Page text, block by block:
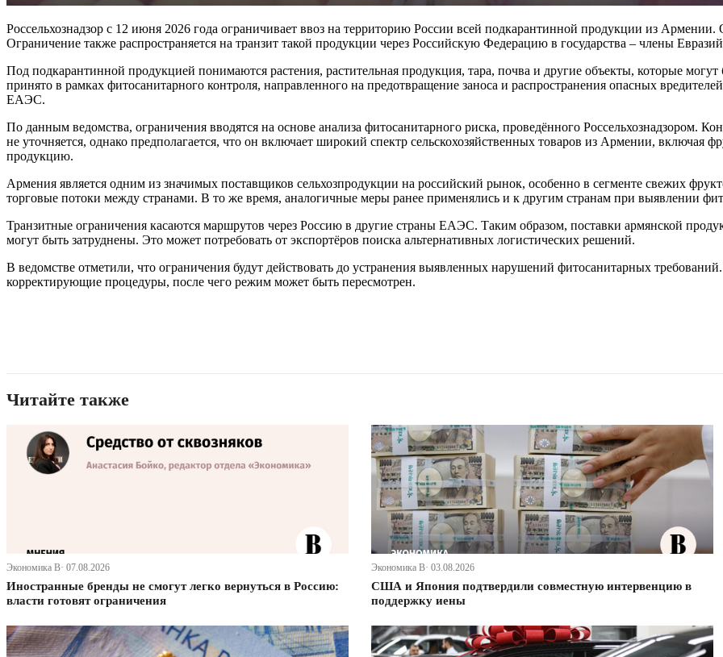
Россельхознадзор с 12 июня 2026 года ограничивает ввоз на территорию России всей подкарантинной продукции из
Ограничение также распространяется на транзит такой продукции через Российскую Федерацию в государства – члены
Под подкарантинной продукцией понимаются растения, растительная продукция, тара, почва и другие объекты, которые
принято в рамках фитосанитарного контроля, направленного на предотвращение заноса и распространения опасных
ЕАЭС.
По данным ведомства, ограничения вводятся на основе анализа фитосанитарного риска, проведённого Россельхознадзором.
не уточняется, однако предполагается, что он включает широкий спектр сельскохозяйственных товаров из Армении, включая
продукцию.
Армения является одним из значимых поставщиков сельхозпродукции на российский рынок, особенно в сегменте свежих
торговые потоки между странами. В то же время, аналогичные меры ранее применялись и к другим странам при выявлении
Транзитные ограничения касаются маршрутов через Россию в другие страны ЕАЭС. Таким образом, поставки армянской
могут быть затруднены. Это может потребовать от экспортёров поиска альтернативных логистических решений.
В ведомстве отметили, что ограничения будут действовать до устранения выявленных нарушений фитосанитарных
корректирующие процедуры, после чего режим может быть пересмотрен.
Читайте также
Экономика В· 07.08.2026
Иностранные бренды не смогут легко вернуться в Россию:
власти готовят ограничения
Экономика В· 03.08.2026
США и Япония подтвердили совместную интервенцию в
поддержку иены